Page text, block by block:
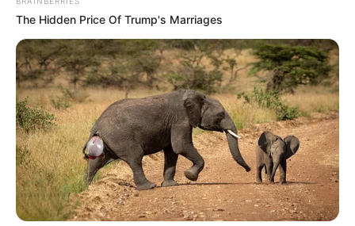
The Hidden Price Of Trump's Marriages